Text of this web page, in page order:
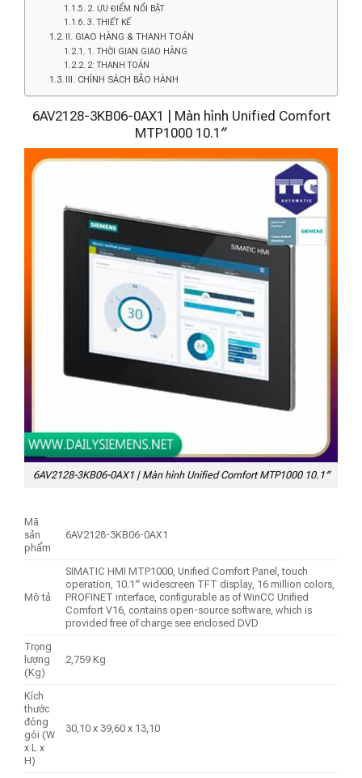
2. ƯU ĐIỂM NỔI BẬT
3. THIẾT KẾ
II. GIAO HÀNG & THANH TOÁN
1. THỜI GIAN GIAO HÀNG
2: THANH TOÁN
III. CHÍNH SÁCH BẢO HÀNH
6AV2128-3KB06-0AX1 | Màn hình Unified Comfort
MTP1000 10.1″
6AV2128-3KB06-0AX1 | Màn hình Unified Comfort MTP1000 10.1″
Mã
sản
phẩm
6AV2128-3KB06-0AX1
Mô tả
SIMATIC HMI MTP1000, Unified Comfort Panel, touch
operation, 10.1″ widescreen TFT display, 16 million colors,
PROFINET interface, configurable as of WinCC Unified
Comfort V16, contains open-source software, which is
provided free of charge see enclosed DVD
Trọng
lượng
(Kg)
2,759 Kg
Kích
thước
đóng
gói (W
x L x
H)
30,10 x 39,60 x 13,10